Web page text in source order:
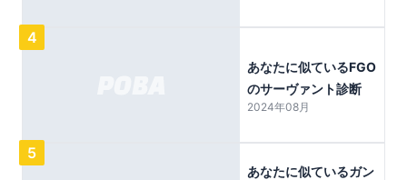
4
あなたに似ているFGO
のサーヴァント診断
2024年08月
5
あなたに似ているガン